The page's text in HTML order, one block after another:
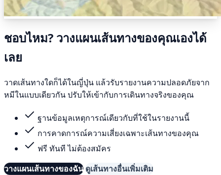
ชอบไหม? วางแผนเส้นทางของคุณเองได้
เลย
วาดเส้นทางใดก็ได้ในญี่ปุ่น แล้วรับรายงานความปลอดภัยจาก
หมีในแบบเดียวกัน ปรับให้เข้ากับการเดินทางจริงของคุณ
ฐานข้อมูลเหตุการณ์เดียวกับที่ใช้ในรายงานนี้
การคาดการณ์ความเสี่ยงเฉพาะเส้นทางของคุณ
ฟรี ทันที ไม่ต้องสมัคร
วางแผนเส้นทางของฉัน ดูเส้นทางอื่นเพิ่มเติม